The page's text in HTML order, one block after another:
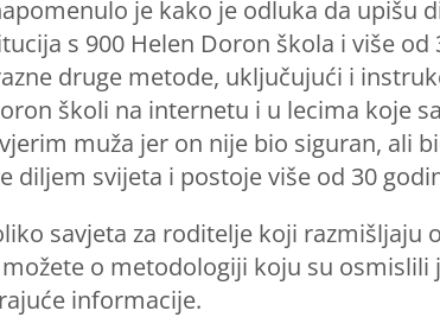
je kako je odluka da upišu
s 900 Helen Doron škola i više
druge metode, uključujući i
školi na internetu i u lecima koje
muža jer on nije bio siguran, ali
diljem svijeta i postoje više od 30
savjeta za roditelje koji razmišljaju
o metodologiji koju su
informacije.